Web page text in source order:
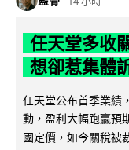
任天堂多收
想卻惹集體
任天堂公布首季業績
動，盈利大幅跑贏預
國定價，如今關稅被